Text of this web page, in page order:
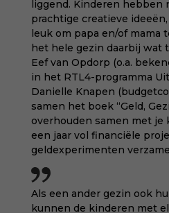
liggend. Kinderen hebben
prachtige creatieve
leuk om papa en/of mama
het hele gezin daarbij wat
Eef van Opdorp (o.a.
in het RTL4-programma
Danielle Knapen
samen het boek “Geld,
overhouden samen met je
een jaar vol financiële
geldexperimenten
Als een ander gezin ook
kunnen de kinderen met